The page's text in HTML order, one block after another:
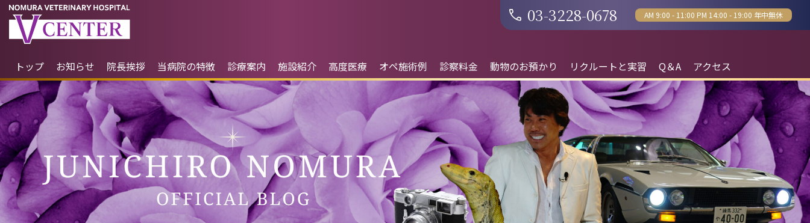
03-3228-0678 AM 9:00 - 11:00 PM 14:00 - 19:00 年中無休
トップ お知らせ 院長挨拶 当病院の特徴 診療案内 施設紹介 高度医療 オペ施術例 診察料金 動物のお預かり リクルートと実習 Q＆A アクセス